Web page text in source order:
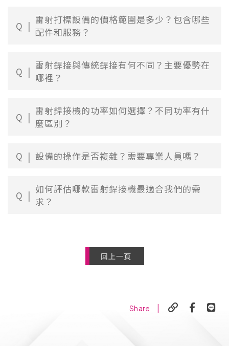
Q
雷射打標設備的價格範圍是多少？包含哪些
配件和服務？
Q
雷射銲接與傳統銲接有何不同？主要優勢在
哪裡？
Q
雷射銲接機的功率如何選擇？不同功率有什
麼區別？
Q 設備的操作是否複雜？需要專業人員嗎？
Q
如何評估哪款雷射銲接機最適合我們的需
求？
回上一頁
Share